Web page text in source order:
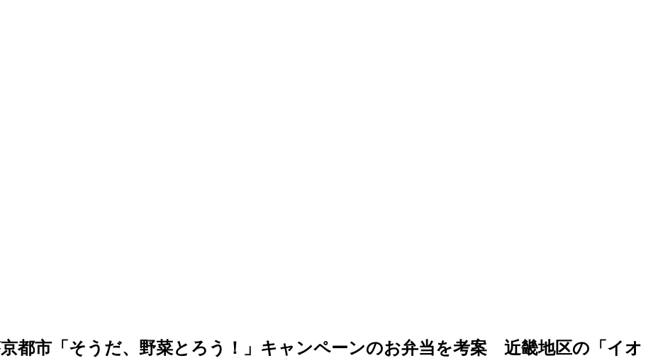
都市「そうだ、野菜とろう！」キャンペーンのお弁当を考案 近畿地区の「イオ